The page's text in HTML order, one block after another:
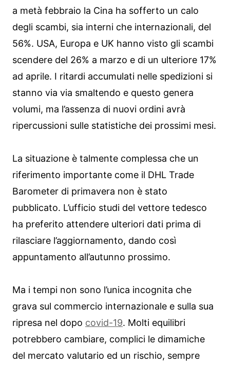
a metà febbraio la Cina ha sofferto un calo
degli scambi, sia interni che internazionali, del
56%. USA, Europa e UK hanno visto gli scambi
scendere del 26% a marzo e di un ulteriore 17%
ad aprile. I ritardi accumulati nelle spedizioni si
stanno via via smaltendo e questo genera
volumi, ma l’assenza di nuovi ordini avrà
ripercussioni sulle statistiche dei prossimi mesi.
La situazione è talmente complessa che un
riferimento importante come il DHL Trade
Barometer di primavera non è stato
pubblicato. L’ufficio studi del vettore tedesco
ha preferito attendere ulteriori dati prima di
rilasciare l’aggiornamento, dando così
appuntamento all’autunno prossimo.
Ma i tempi non sono l’unica incognita che
grava sul commercio internazionale e sulla sua
ripresa nel dopo covid-19. Molti equilibri
potrebbero cambiare, complici le dimamiche
del mercato valutario ed un rischio, sempre